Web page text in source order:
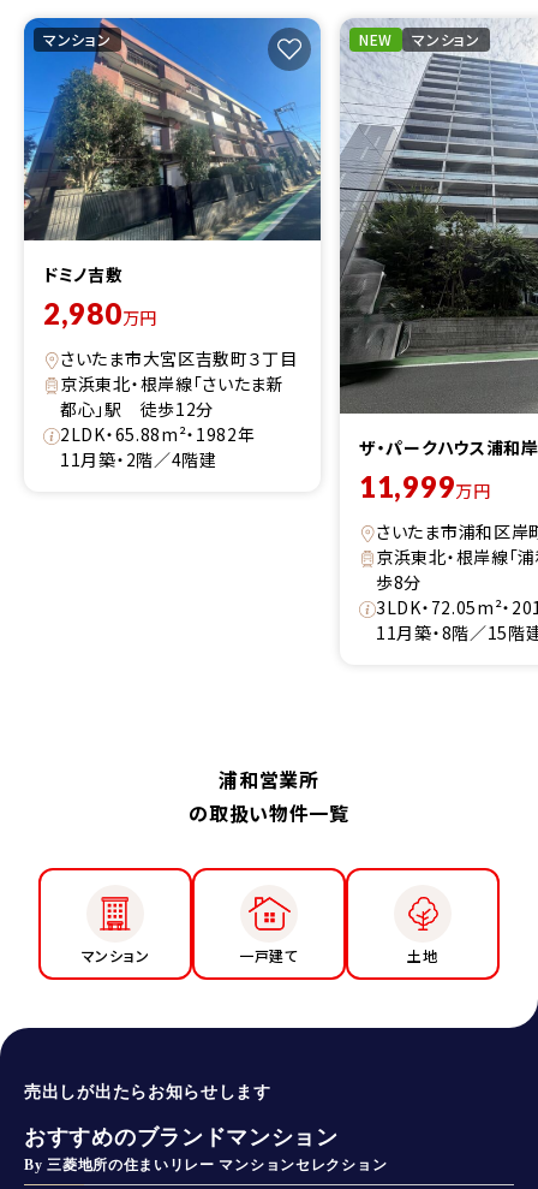
マンション
ドミノ吉敷
2,980万円
さいたま市大宮区吉敷町３丁目
京浜東北・根岸線「さいたま新
都心」駅 徒歩12分
2LDK・65.88m²・1982年
11月築・2階／4階建
NEW マンション
ザ・パークハウス浦和
11,999万円
さいたま市浦和区岸
京浜東北・根岸線「
歩8分
3LDK・72.05m²・
11月築・8階／15階
浦和営業所
の取扱い物件一覧
マンション 一戸建て 土地
売出しが出たらお知らせします
おすすめのブランドマンション
By 三菱地所の住まいリレー マンションセレクション